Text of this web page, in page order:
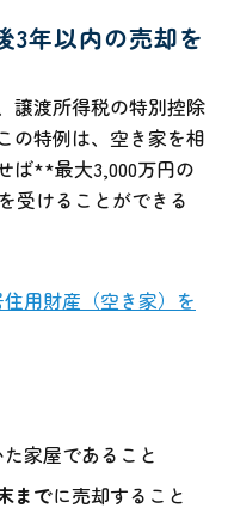
3年以内の売却を
譲渡所得税の特別控除
の特例は、空き家を相
ば**最大3,000万円の
受けることができる
用財産（空き家）を
家屋であること
までに売却すること